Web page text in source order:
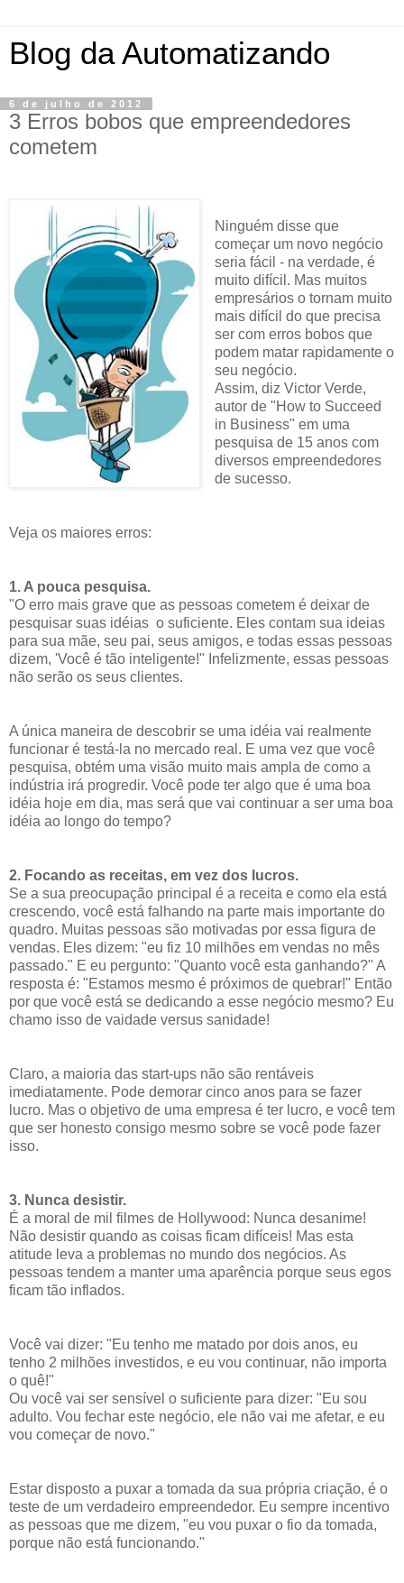
Blog da Automatizando
6 de julho de 2012
3 Erros bobos que empreendedores
cometem
Ninguém disse que
começar um novo negócio
seria fácil - na verdade, é
muito difícil. Mas muitos
empresários o tornam muito
mais difícil do que precisa
ser com erros bobos que
podem matar rapidamente o
seu negócio.
Assim, diz Victor Verde,
autor de "How to Succeed
in Business" em uma
pesquisa de 15 anos com
diversos empreendedores
de sucesso.
Veja os maiores erros:
1. A pouca pesquisa.
"O erro mais grave que as pessoas cometem é deixar de
pesquisar suas idéias o suficiente. Eles contam sua ideias
para sua mãe, seu pai, seus amigos, e todas essas pessoas
dizem, 'Você é tão inteligente!" Infelizmente, essas pessoas
não serão os seus clientes.
A única maneira de descobrir se uma idéia vai realmente
funcionar é testá-la no mercado real. E uma vez que você
pesquisa, obtém uma visão muito mais ampla de como a
indústria irá progredir. Você pode ter algo que é uma boa
idéia hoje em dia, mas será que vai continuar a ser uma boa
idéia ao longo do tempo?
2. Focando as receitas, em vez dos lucros.
Se a sua preocupação principal é a receita e como ela está
crescendo, você está falhando na parte mais importante do
quadro. Muitas pessoas são motivadas por essa figura de
vendas. Eles dizem: "eu fiz 10 milhões em vendas no mês
passado." E eu pergunto: "Quanto você esta ganhando?" A
resposta é: "Estamos mesmo é próximos de quebrar!" Então
por que você está se dedicando a esse negócio mesmo? Eu
chamo isso de vaidade versus sanidade!
Claro, a maioria das start-ups não são rentáveis ​​
imediatamente. Pode demorar cinco anos para se fazer
lucro. Mas o objetivo de uma empresa é ter lucro, e você tem
que ser honesto consigo mesmo sobre se você pode fazer
isso.
3. Nunca desistir.
É a moral de mil filmes de Hollywood: Nunca desanime!
Não desistir quando as coisas ficam difíceis! Mas esta
atitude leva a problemas no mundo dos negócios. As
pessoas tendem a manter uma aparência porque seus egos
ficam tão inflados.
Você vai dizer: "Eu tenho me matado por dois anos, eu
tenho 2 milhões investidos, e eu vou continuar, não importa
o quê!"
Ou você vai ser sensível o suficiente para dizer: "Eu sou
adulto. Vou fechar este negócio, ele não vai me afetar, e eu
vou começar de novo."
Estar disposto a puxar a tomada da sua própria criação, é o
teste de um verdadeiro empreendedor. Eu sempre incentivo
as pessoas que me dizem, "eu vou puxar o fio da tomada,
porque não está funcionando."